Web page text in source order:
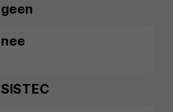
geen
nee
SISTEC